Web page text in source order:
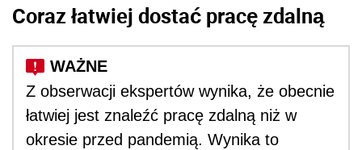
Coraz łatwiej dostać pracę zdalną
Z obserwacji ekspertów wynika, że obecnie
łatwiej jest znaleźć pracę zdalną niż w
okresie przed pandemią. Wynika to